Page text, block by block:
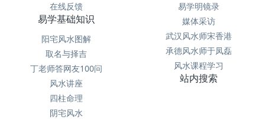
在线反馈
易学明镜录
媒体采访
武汉风水师宋香港
承德风水师于凤磊
风水课程学习
易学基础知识
阳宅风水图解
取名与择吉
丁老师答网友100问
风水讲座
四柱命理
阴宅风水
站内搜索